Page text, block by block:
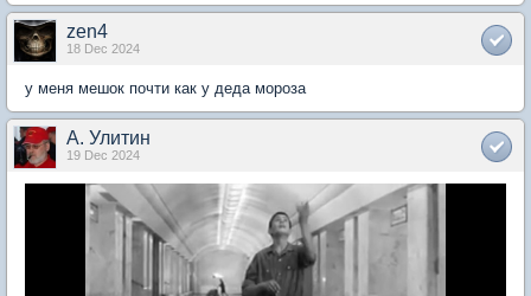
zen4
18 Dec 2024
у меня мешок почти как у деда мороза
А. Улитин
19 Dec 2024